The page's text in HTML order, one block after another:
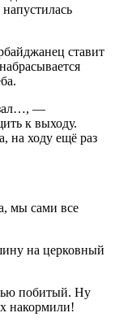
ставит
—
к выходу.
на ходу ещё раз
мы сами все
на церковный
побитый. Ну
накормили!